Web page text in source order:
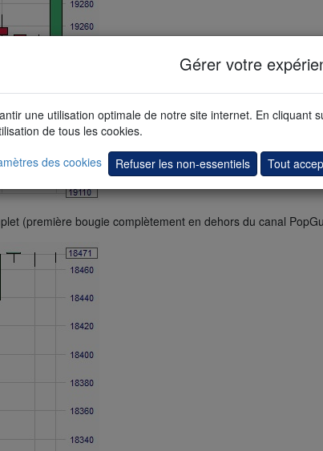
(première bougie complètement en dehors du canal
Gérer votre
une utilisation optimale de notre site internet. En cliquant
de tous les cookies.
des cookies
Refuser les non-essentiels Tout